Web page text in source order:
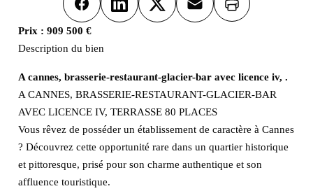
FacebookLinkedInX Email Imprimer
Prix : 909 500 €
Description du bien
A cannes, brasserie-restaurant-glacier-bar avec licence iv, .
A CANNES, BRASSERIE-RESTAURANT-GLACIER-BAR
AVEC LICENCE IV, TERRASSE 80 PLACES
Vous rêvez de posséder un établissement de caractère à Cannes
? Découvrez cette opportunité rare dans un quartier historique
et pittoresque, prisé pour son charme authentique et son
affluence touristique.